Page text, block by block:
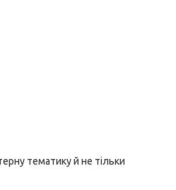
тематику й не тільки